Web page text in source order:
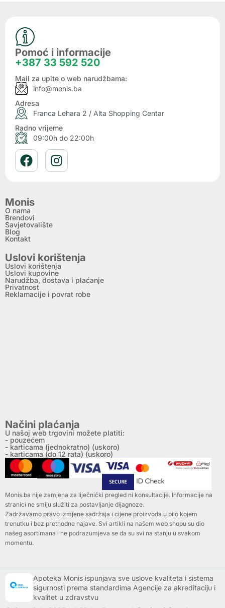
Pomoć i informacije
+387 33 592 520
Mail za upite o web narudžbama:
info@monis.ba
Adresa
Franca Lehara 2 / Alta Shopping Centar
Radno vrijeme
09:00h do 22:00h
Monis
O nama
Brendovi
Savjetovalište
Blog
Kontakt
Uslovi korištenja
Uslovi korištenja
Uslovi kupovine
Narudžba, dostava i plaćanje
Privatnost
Reklamacije i povrat robe
Načini plaćanja
U našoj web trgovini možete platiti:
- pouzećem
- karticama (jednokratno) (uskoro)
- karticama (do 12 rata) (uskoro)
Monis.ba nije zamjena za liječnički pregled ni konsultacije. Informacije na
stranici ne smiju služiti za postavljanje dijagnoze.
Zadržavamo pravo izmjene sadržaja i cijene proizvoda u bilo kojem
trenutku i bez prethodne najave. Svi artikli na našem web shopu su dio
našeg asortimana i ne podrazumjeva se da su svi na stanju u svakom
momentu.
Apoteka Monis ispunjava sve uslove kvaliteta i sistema
sigurnosti prema standardima Agencije za akreditaciju i
kvalitet u zdravstvu